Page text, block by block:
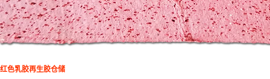
红色乳胶再生胶仓储